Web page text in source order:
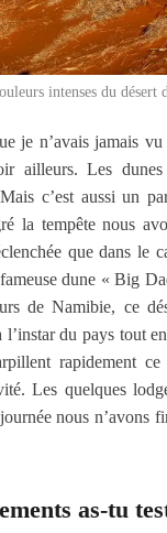
intenses du désert
je n’avais jamais
ailleurs. Les
c’est aussi un
la tempête nous
que dans le
dune « Big
de Namibie, ce
l’instar du pays tout
rapidement
Les quelques
nous n’avons
as-tu